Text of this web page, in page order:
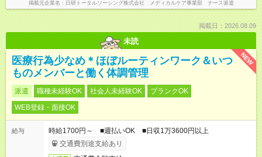
掲載元企業名 日研トータルソーシング株式会社 メディカルケア事業部 ナース派遣
掲載日：2026.08.09
未読
NEW
医療行為少なめ＊ほぼルーティンワーク＆いつ
ものメンバーと働く体調管理
派遣 職種未経験OK 社会人未経験OK
ブランクOK
WEB登録・面接OK
給与
時給1700円～ ■週払いOK ■日収1万3600円以上
交通費別途支給あり